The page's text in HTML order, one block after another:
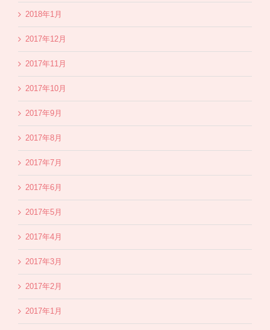
2018年1月
2017年12月
2017年11月
2017年10月
2017年9月
2017年8月
2017年7月
2017年6月
2017年5月
2017年4月
2017年3月
2017年2月
2017年1月